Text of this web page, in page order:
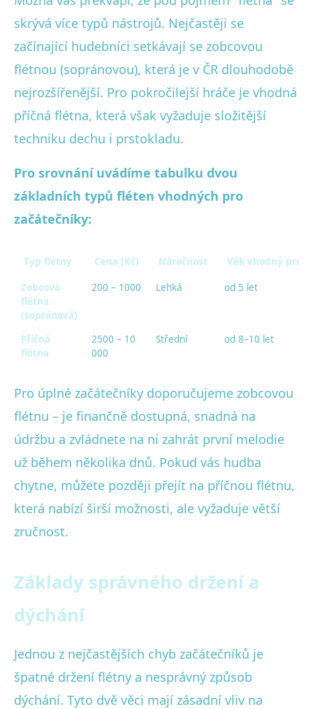
skrývá více typů nástrojů. Nejčastěji se
začínající hudebníci setkávají se zobcovou
flétnou (sopránovou), která je v ČR dlouhodobě
nejrozšířenější. Pro pokročilejší hráče je vhodná
příčná flétna, která však vyžaduje složitější
techniku dechu i prstokladu.
Pro srovnání uvádíme tabulku dvou
základních typů fléten vhodných pro
začátečníky:
Typ flétny Cena (Kč) Náročnost Věk vhodný pro
Zobcová
flétna
(sopránová)
200 – 1000 Lehká od 5 let
Příčná
flétna
2500 – 10
000
Střední od 8–10 let
Pro úplné začátečníky doporučujeme zobcovou
flétnu – je finančně dostupná, snadná na
údržbu a zvládnete na ni zahrát první melodie
už během několika dnů. Pokud vás hudba
chytne, můžete později přejít na příčnou flétnu,
která nabízí širší možnosti, ale vyžaduje větší
zručnost.
Základy správného držení a
dýchání
Jednou z nejčastějších chyb začátečníků je
špatné držení flétny a nesprávný způsob
dýchání. Tyto dvě věci mají zásadní vliv na